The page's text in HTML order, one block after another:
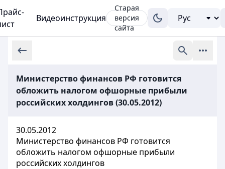
Видеоинструкция
Старая
версия
сайта
Министерство финансов РФ готовится
обложить налогом офшорные прибыли
российских холдингов (30.05.2012)
30.05.2012
Министерство финансов РФ готовится
обложить налогом офшорные прибыли
российских холдингов